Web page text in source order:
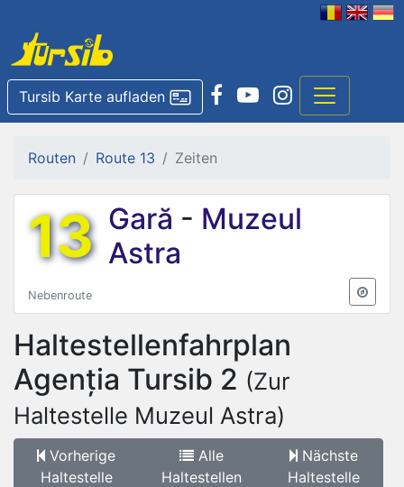
Tursib Karte aufladen
Routen Route 13 Zeiten
13 Gară - Muzeul
Astra
Nebenroute
Haltestellenfahrplan
Agenția Tursib 2 (Zur
Haltestelle Muzeul Astra)
Vorherige
Haltestelle
Alle
Haltestellen
Nächste
Haltestelle